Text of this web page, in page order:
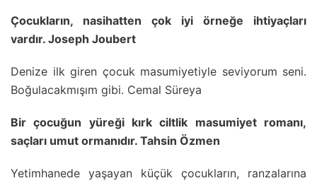
Çocukların, nasihatten çok iyi örneğe ihtiyaçları
vardır. Joseph Joubert
Denize ilk giren çocuk masumiyetiyle seviyorum seni.
Boğulacakmışım gibi. Cemal Süreya
Bir çocuğun yüreği kırk ciltlik masumiyet romanı,
saçları umut ormanıdır. Tahsin Özmen
Yetimhanede yaşayan küçük çocukların, ranzalarına